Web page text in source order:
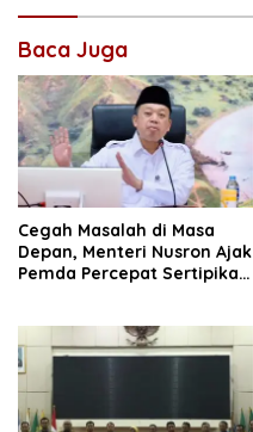
Baca Juga
Cegah Masalah di Masa
Depan, Menteri Nusron Ajak
Pemda Percepat Sertipikasi